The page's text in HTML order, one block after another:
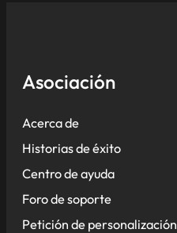
Asociación
Acerca de
Historias de éxito
Centro de ayuda
Foro de soporte
Petición de personalización